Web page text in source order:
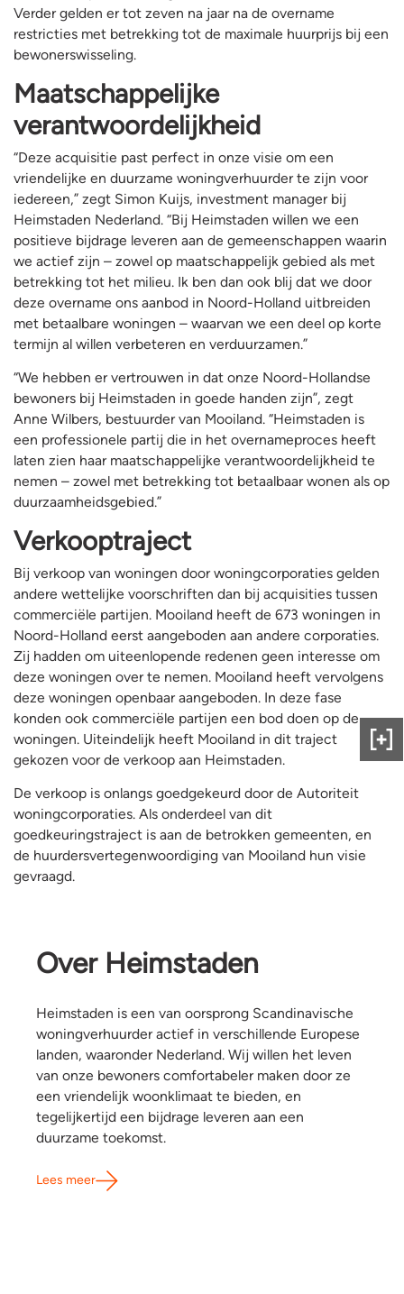
Verder gelden er tot zeven na jaar na de overname
restricties met betrekking tot de maximale huurprijs bij een
bewonerswisseling.
Maatschappelijke
verantwoordelijkheid
“Deze acquisitie past perfect in onze visie om een
vriendelijke en duurzame woningverhuurder te zijn voor
iedereen,” zegt Simon Kuijs, investment manager bij
Heimstaden Nederland. “Bij Heimstaden willen we een
positieve bijdrage leveren aan de gemeenschappen waarin
we actief zijn – zowel op maatschappelijk gebied als met
betrekking tot het milieu. Ik ben dan ook blij dat we door
deze overname ons aanbod in Noord-Holland uitbreiden
met betaalbare woningen – waarvan we een deel op korte
termijn al willen verbeteren en verduurzamen.”
“We hebben er vertrouwen in dat onze Noord-Hollandse
bewoners bij Heimstaden in goede handen zijn”, zegt
Anne Wilbers, bestuurder van Mooiland. “Heimstaden is
een professionele partij die in het overnameproces heeft
laten zien haar maatschappelijke verantwoordelijkheid te
nemen – zowel met betrekking tot betaalbaar wonen als op
duurzaamheidsgebied.”
Verkooptraject
Bij verkoop van woningen door woningcorporaties gelden
andere wettelijke voorschriften dan bij acquisities tussen
commerciële partijen. Mooiland heeft de 673 woningen in
Noord-Holland eerst aangeboden aan andere corporaties.
Zij hadden om uiteenlopende redenen geen interesse om
deze woningen over te nemen. Mooiland heeft vervolgens
deze woningen openbaar aangeboden. In deze fase
konden ook commerciële partijen een bod doen op de
woningen. Uiteindelijk heeft Mooiland in dit traject
gekozen voor de verkoop aan Heimstaden.
De verkoop is onlangs goedgekeurd door de Autoriteit
woningcorporaties. Als onderdeel van dit
goedkeuringstraject is aan de betrokken gemeenten, en
de huurdersvertegenwoordiging van Mooiland hun visie
gevraagd.
Over Heimstaden
Heimstaden is een van oorsprong Scandinavische
woningverhuurder actief in verschillende Europese
landen, waaronder Nederland. Wij willen het leven
van onze bewoners comfortabeler maken door ze
een vriendelijk woonklimaat te bieden, en
tegelijkertijd een bijdrage leveren aan een
duurzame toekomst.
Lees meer